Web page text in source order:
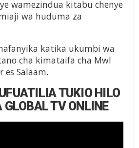
wamezindua kitabu chenye
wa huduma za
katika ukumbi wa
cha kimataifa cha Mwl
es Salaam.
TUKIO HILO
GLOBAL TV ONLINE